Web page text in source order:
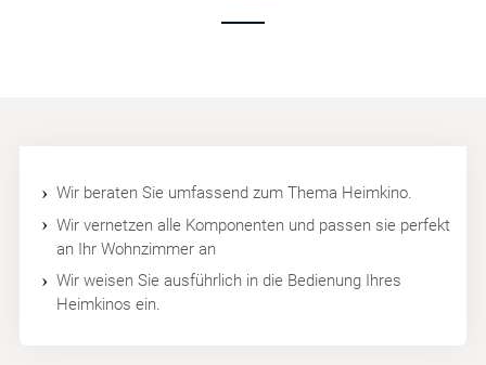
Wir beraten Sie umfassend zum Thema Heimkino.
Wir vernetzen alle Komponenten und passen sie perfekt
an Ihr Wohnzimmer an
Wir weisen Sie ausführlich in die Bedienung Ihres
Heimkinos ein.